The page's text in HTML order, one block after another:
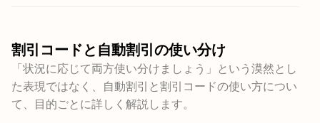
割引コードと自動割引の使い分け
「状況に応じて両方使い分けましょう」という漠然とし
た表現ではなく、自動割引と割引コードの使い方につい
て、目的ごとに詳しく解説します。